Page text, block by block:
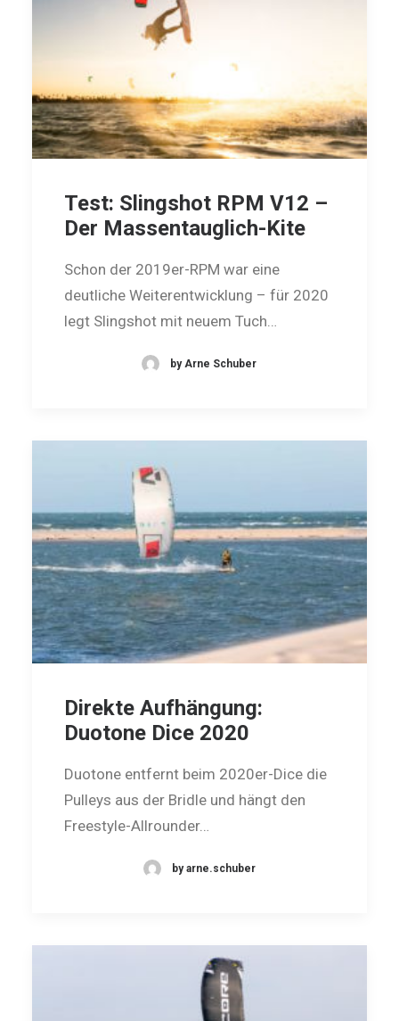
Test: Slingshot RPM V12 –
Der Massentauglich-Kite
Schon der 2019er-RPM war eine
deutliche Weiterentwicklung – für 2020
legt Slingshot mit neuem Tuch…
by Arne Schuber
Direkte Aufhängung:
Duotone Dice 2020
Duotone entfernt beim 2020er-Dice die
Pulleys aus der Bridle und hängt den
Freestyle-Allrounder…
by arne.schuber